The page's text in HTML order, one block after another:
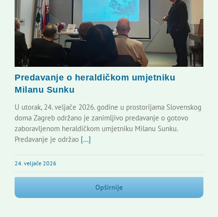
Predavanje o heraldičkom umjetniku
Milanu Sunku
U utorak, 24. veljače 2026. godine u prostorijama Slovenskog
doma Zagreb održano je zanimljivo predavanje o gotovo
zaboravljenom heraldičkom umjetniku Milanu Sunku.
Predavanje je održao [...]
24. veljače 2026
Opširnije